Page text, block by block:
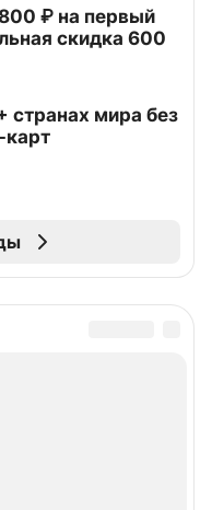
₽ на первый
скидка 600
странах мира без
карт